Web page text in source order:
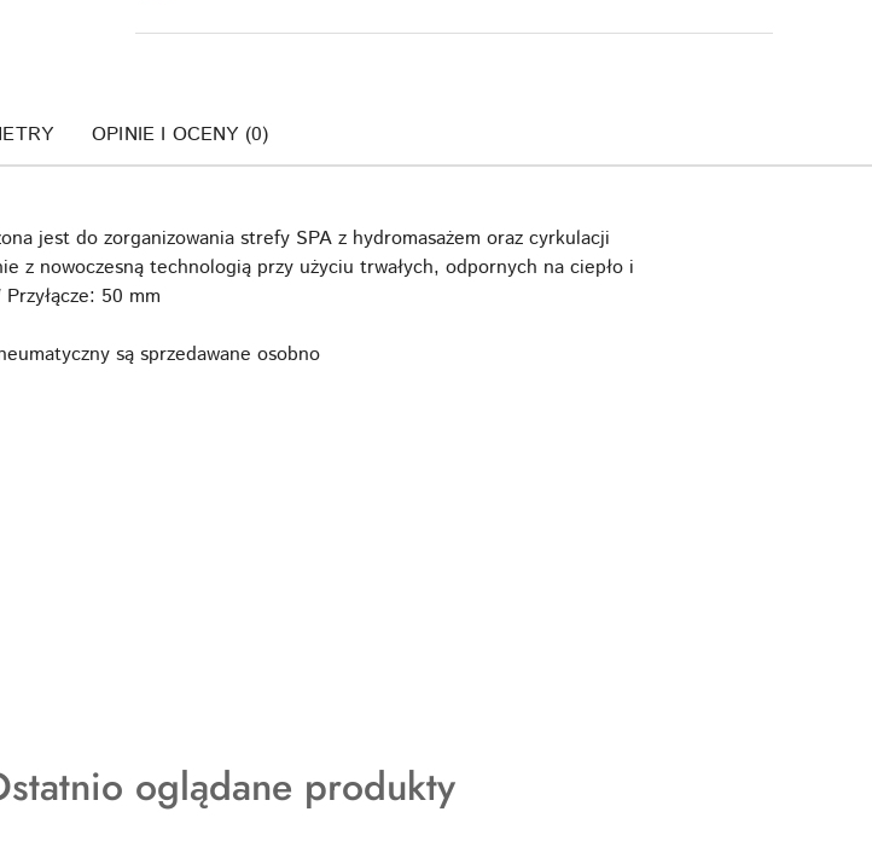
OPINIE I OCENY (0)
jest do zorganizowania strefy SPA z hydromasażem oraz cyrkulacji
z nowoczesną technologią przy użyciu trwałych, odpornych na ciepło i
50 mm
są sprzedawane osobno
oglądane produkty